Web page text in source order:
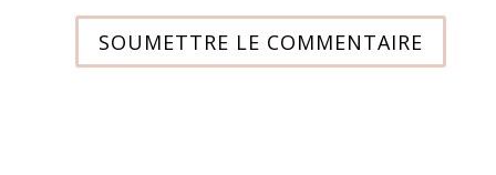
SOUMETTRE LE COMMENTAIRE